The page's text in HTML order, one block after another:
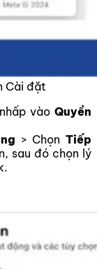
Cài đặt
vàoQuyền
> ChọnTiếp
sau đó chọn lý